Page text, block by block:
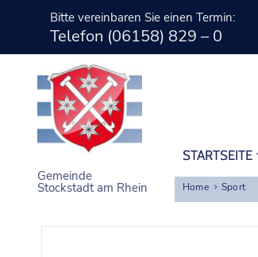
Bitte vereinbaren Sie einen Termin:
Telefon (06158) 829 – 0
Gemeinde
Stockstadt am Rhein
STARTSEITE
Home Sport